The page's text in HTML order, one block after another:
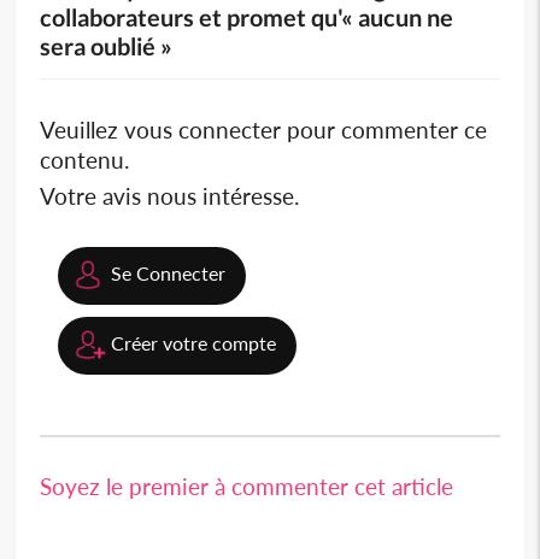
collaborateurs et promet qu'« aucun ne
sera oublié »
Veuillez vous connecter pour commenter ce
contenu.
Votre avis nous intéresse.
Se Connecter
Créer votre compte
Soyez le premier à commenter cet article